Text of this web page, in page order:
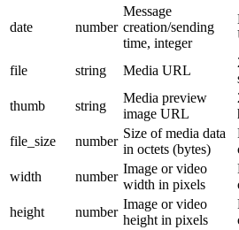
date number
Message
creation/sending
time, integer
file string Media URL
thumb
string
Media preview
image URL
file_size
number
Size of media data
in octets (bytes)
width
number
Image or video
width in pixels
height
number
Image or video
height in pixels